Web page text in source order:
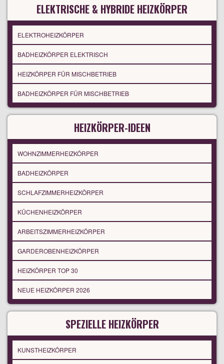
ELEKTRISCHE & HYBRIDE HEIZKÖRPER
ELEKTROHEIZKÖRPER
BADHEIZKÖRPER ELEKTRISCH
HEIZKÖRPER FÜR MISCHBETRIEB
BADHEIZKÖRPER FÜR MISCHBETRIEB
HEIZKÖRPER-IDEEN
WOHNZIMMERHEIZKÖRPER
BADHEIZKÖRPER
SCHLAFZIMMERHEIZKÖRPER
KÜCHENHEIZKÖRPER
ARBEITSZIMMERHEIZKÖRPER
GARDEROBENHEIZKÖRPER
HEIZKÖRPER TOP 30
NEUE HEIZKÖRPER 2026
SPEZIELLE HEIZKÖRPER
KUNSTHEIZKÖRPER